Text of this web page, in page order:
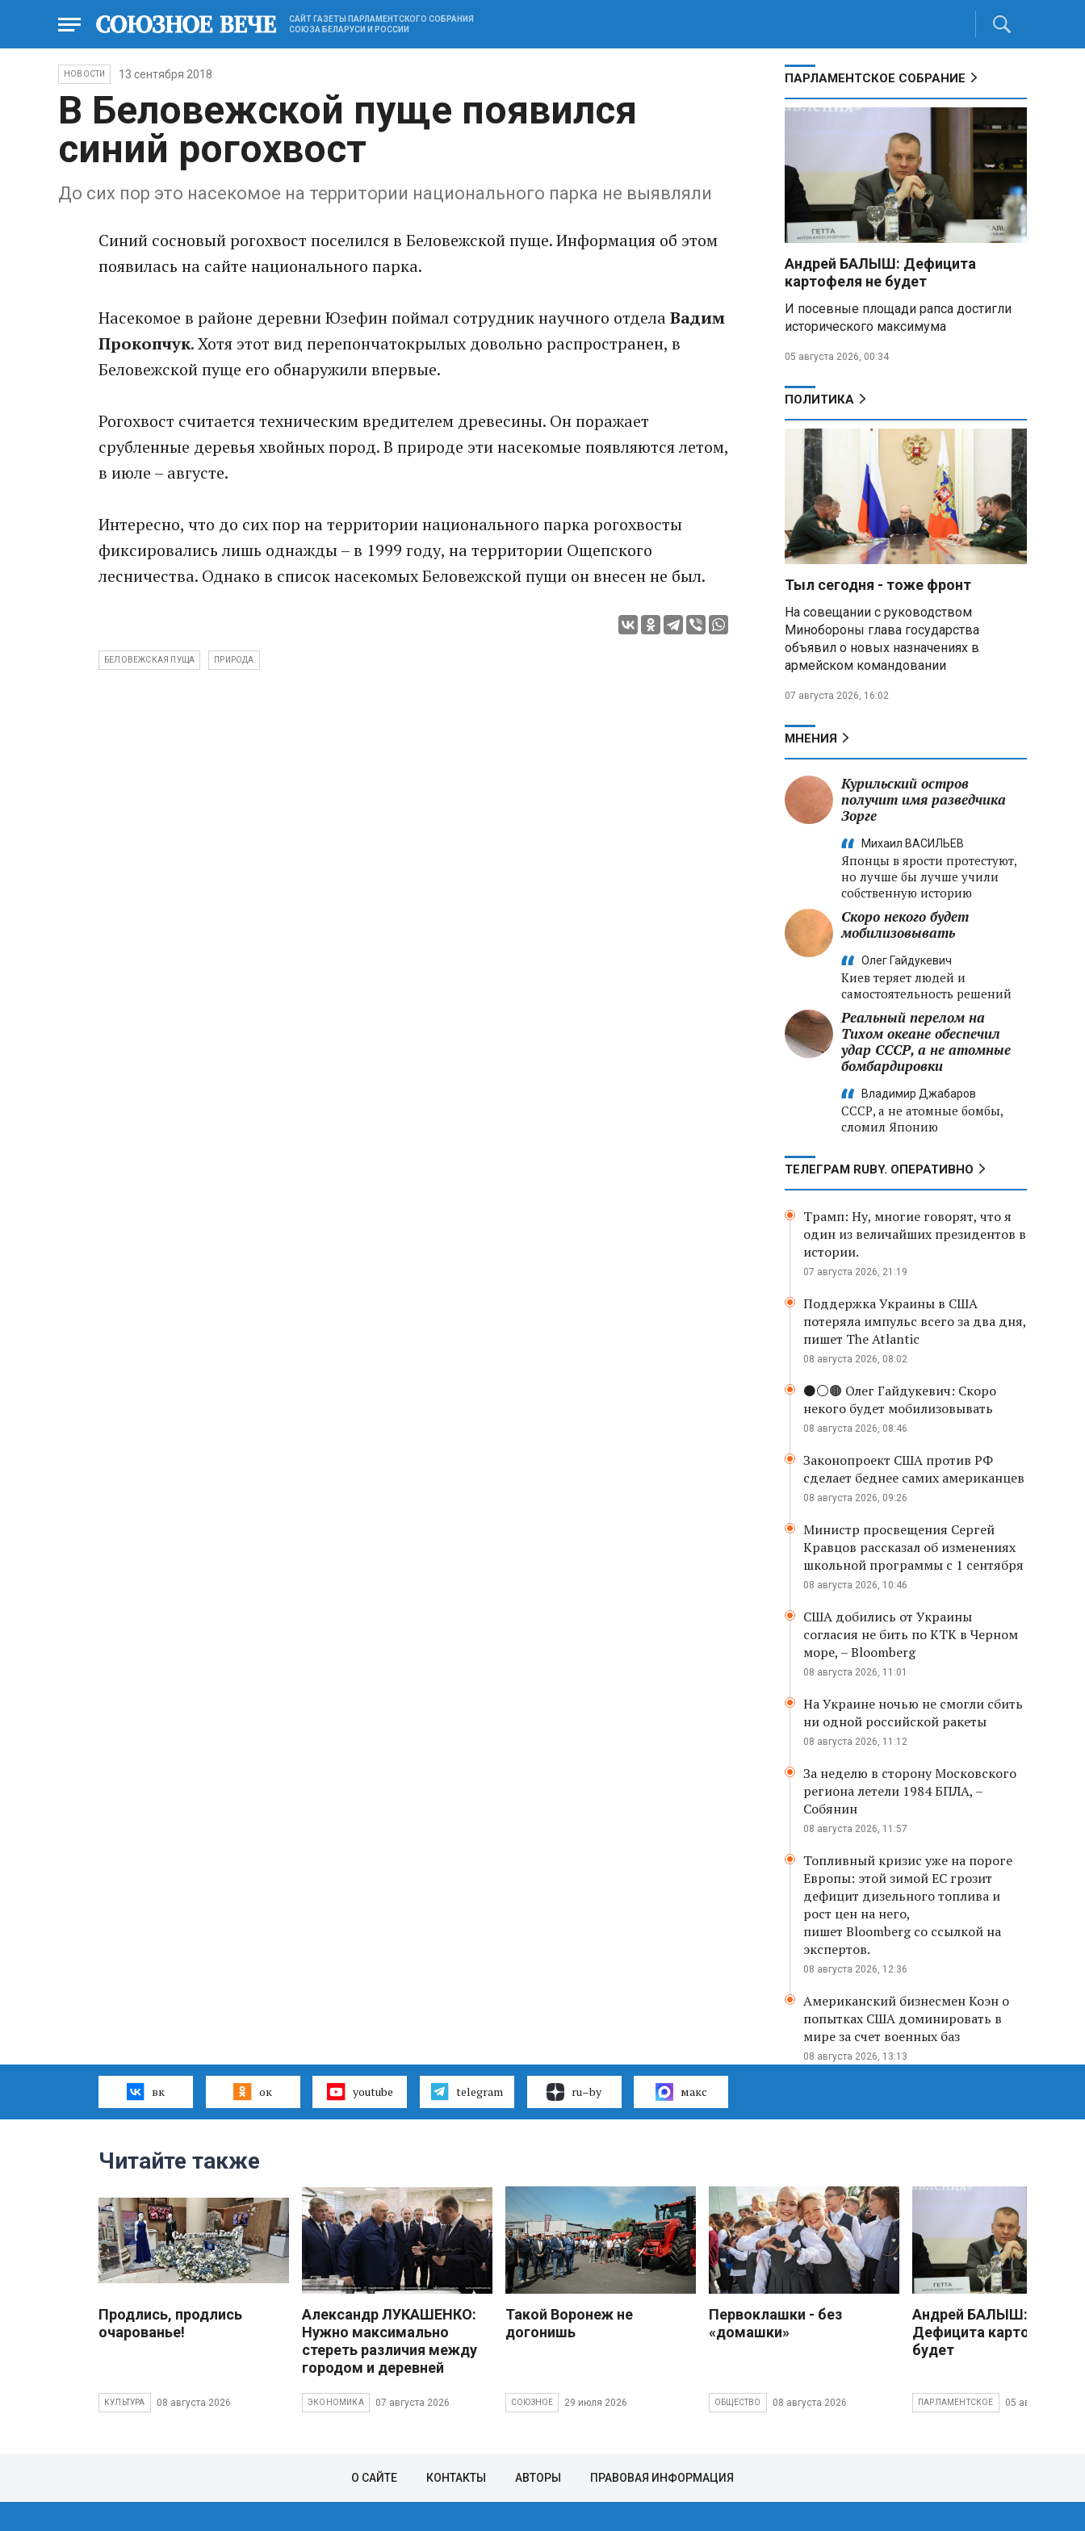
САЙТ ГАЗЕТЫ ПАРЛАМЕНТСКОГО СОБРАНИЯ
СОЮЗА БЕЛАРУСИ И РОССИИ
НОВОСТИ 13 сентября 2018
В Беловежской пуще появился
синий рогохвост
До сих пор это насекомое на территории национального парка не выявляли
Синий сосновый рогохвост поселился в Беловежской пуще. Информация об этом
появилась на сайте национального парка.
Насекомое в районе деревни Юзефин поймал сотрудник научного отделаВадим
Прокопчук. Хотя этот вид перепончатокрылых довольно распространен, в
Беловежской пуще его обнаружили впервые.
Рогохвост считается техническим вредителем древесины. Он поражает
срубленные деревья хвойных пород. В природе эти насекомые появляются летом,
в июле – августе.
Интересно, что до сих пор на территории национального парка рогохвосты
фиксировались лишь однажды – в 1999 году, на территории Ощепского
лесничества. Однако в список насекомых Беловежской пущи он внесен не был.
БЕЛОВЕЖСКАЯ ПУЩА ПРИРОДА
ПАРЛАМЕНТСКОЕ СОБРАНИЕ
Андрей БАЛЫШ: Дефицита
картофеля не будет
И посевные площади рапса достигли
исторического максимума
05 августа 2026, 00:34
ПОЛИТИКА
Тыл сегодня - тоже фронт
На совещании с руководством
Минобороны глава государства
объявил о новых назначениях в
армейском командовании
07 августа 2026, 16:02
МНЕНИЯ
Курильский остров
получит имя разведчика
Зорге
Михаил ВАСИЛЬЕВ
Японцы в ярости протестуют,
но лучше бы лучше учили
собственную историю
Скоро некого будет
мобилизовывать
Олег Гайдукевич
Киев теряет людей и
самостоятельность решений
Реальный перелом на
Тихом океане обеспечил
удар СССР, а не атомные
бомбардировки
Владимир Джабаров
СССР, а не атомные бомбы,
сломил Японию
ТЕЛЕГРАМ RUBY. ОПЕРАТИВНО
Трамп: Ну, многие говорят, что я
один из величайших президентов в
истории.
07 августа 2026, 21:19
Поддержка Украины в США
потеряла импульс всего за два дня,
пишет The Atlantic
08 августа 2026, 08:02
⚫️⚪️🟤 Олег Гайдукевич: Скоро
некого будет мобилизовывать
08 августа 2026, 08:46
Законопроект США против РФ
сделает беднее самих американцев
08 августа 2026, 09:26
Министр просвещения Сергей
Кравцов рассказал об изменениях
школьной программы с 1 сентября
08 августа 2026, 10:46
США добились от Украины
согласия не бить по КТК в Черном
море, – Bloomberg
08 августа 2026, 11:01
На Украине ночью не смогли сбить
ни одной российской ракеты
08 августа 2026, 11:12
За неделю в сторону Московского
региона летели 1984 БПЛА, –
Собянин
08 августа 2026, 11:57
Топливный кризис уже на пороге
Европы: этой зимой ЕС грозит
дефицит дизельного топлива и
рост цен на него,
пишет Bloomberg со ссылкой на
экспертов.
08 августа 2026, 12:36
Американский бизнесмен Коэн о
попытках США доминировать в
мире за счет военных баз
08 августа 2026, 13:13
вк ок youtube telegram ru–by макс
Читайте также
Продлись, продлись
очарованье!
КУЛЬТУРА 08 августа 2026
Александр ЛУКАШЕНКО:
Нужно максимально
стереть различия между
городом и деревней
ЭКОНОМИКА 07 августа 2026
Такой Воронеж не
догонишь
СОЮЗНОЕ 29 июля 2026
Первоклашки - без
«домашки»
ОБЩЕСТВО 08 августа 2026
Андрей БАЛЫШ:
Дефицита картофеля не
будет
ПАРЛАМЕНТСКОЕ 05 августа 2026
О САЙТЕ КОНТАКТЫ АВТОРЫ ПРАВОВАЯ ИНФОРМАЦИЯ